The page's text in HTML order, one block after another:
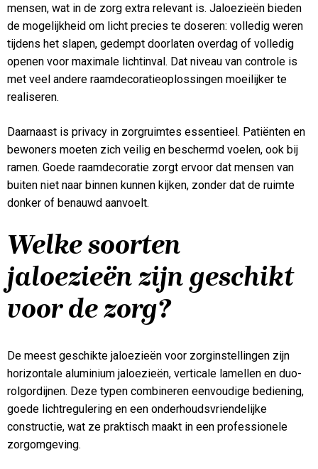
mensen, wat in de zorg extra relevant is. Jaloezieën bieden
de mogelijkheid om licht precies te doseren: volledig weren
tijdens het slapen, gedempt doorlaten overdag of volledig
openen voor maximale lichtinval. Dat niveau van controle is
met veel andere raamdecoratieoplossingen moeilijker te
realiseren.
Daarnaast is privacy in zorgruimtes essentieel. Patiënten en
bewoners moeten zich veilig en beschermd voelen, ook bij
ramen. Goede raamdecoratie zorgt ervoor dat mensen van
buiten niet naar binnen kunnen kijken, zonder dat de ruimte
donker of benauwd aanvoelt.
Welke soorten
jaloezieën zijn geschikt
voor de zorg?
De meest geschikte jaloezieën voor zorginstellingen zijn
horizontale aluminium jaloezieën, verticale lamellen en duo-
rolgordijnen. Deze typen combineren eenvoudige bediening,
goede lichtregulering en een onderhoudsvriendelijke
constructie, wat ze praktisch maakt in een professionele
zorgomgeving.